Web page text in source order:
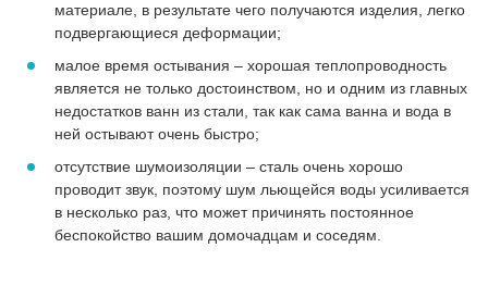
материале, в результате чего получаются изделия, легко
подвергающиеся деформации;
малое время остывания – хорошая теплопроводность
является не только достоинством, но и одним из главных
недостатков ванн из стали, так как сама ванна и вода в
ней остывают очень быстро;
отсутствие шумоизоляции – сталь очень хорошо
проводит звук, поэтому шум льющейся воды усиливается
в несколько раз, что может причинять постоянное
беспокойство вашим домочадцам и соседям.